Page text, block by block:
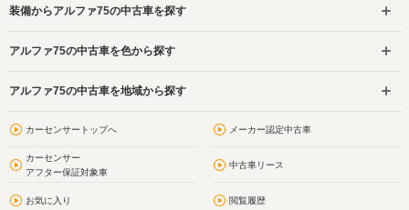
装備からアルファ75の中古車を探す
アルファ75の中古車を色から探す
アルファ75の中古車を地域から探す
カーセンサートップへ メーカー認定中古車
カーセンサー
アフター保証対象車
中古車リース
お気に入り 閲覧履歴